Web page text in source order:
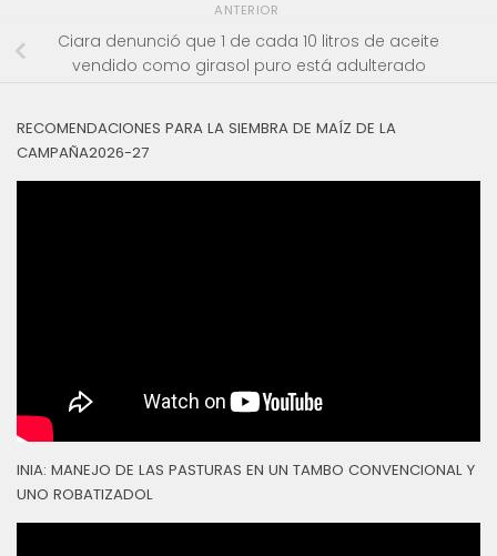
ANTERIOR
Ciara denunció que 1 de cada 10 litros de aceite
vendido como girasol puro está adulterado
RECOMENDACIONES PARA LA SIEMBRA DE MAÍZ DE LA
CAMPAÑA2026-27
INIA: MANEJO DE LAS PASTURAS EN UN TAMBO CONVENCIONAL Y
UNO ROBATIZADOL